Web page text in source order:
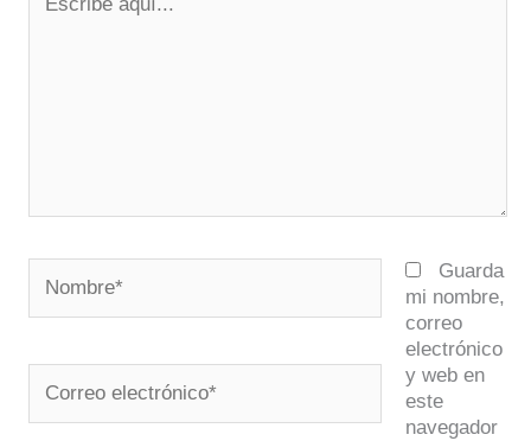
aquí...
electrónico*
Guarda
mi nombre,
correo
electrónico
y web en
este
navegador